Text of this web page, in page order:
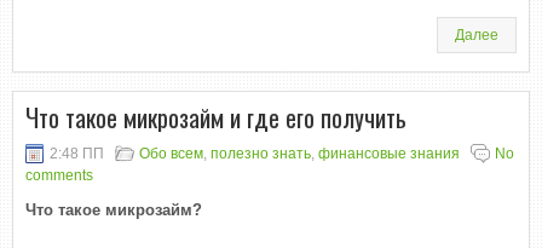
Далее
Что такое микрозайм и где его получить
2:48 ПП Обо всем, полезно знать, финансовые знания
No
comments
Что такое микрозайм?